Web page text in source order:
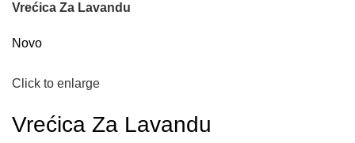
Vrećica Za Lavandu
Novo
Click to enlarge
Vrećica Za Lavandu